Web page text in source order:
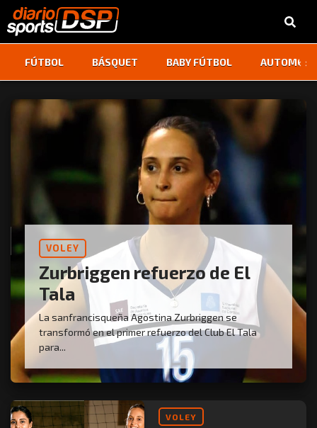
FÚTBOL BÁSQUET BABY FÚTBOL ‹ ›
VOLEY
Zurbriggen refuerzo de El
Tala
La sanfrancisqueña Agostina Zurbriggen se
transformó en el primer refuerzo del Club El Tala
para...
VOLEY